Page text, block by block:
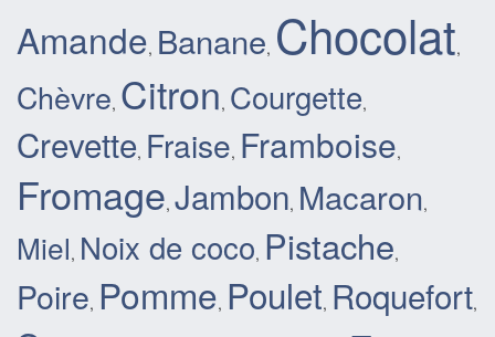
Amande, Banane, Chocolat,
Chèvre, Citron, Courgette,
Crevette, Fraise, Framboise,
Fromage, Jambon, Macaron,
Miel, Noix de coco, Pistache,
Poire, Pomme, Poulet, Roquefort,